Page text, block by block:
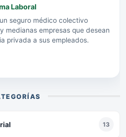
Laboral
seguro médico colectivo
medianas empresas que desean
privada a sus empleados.
13